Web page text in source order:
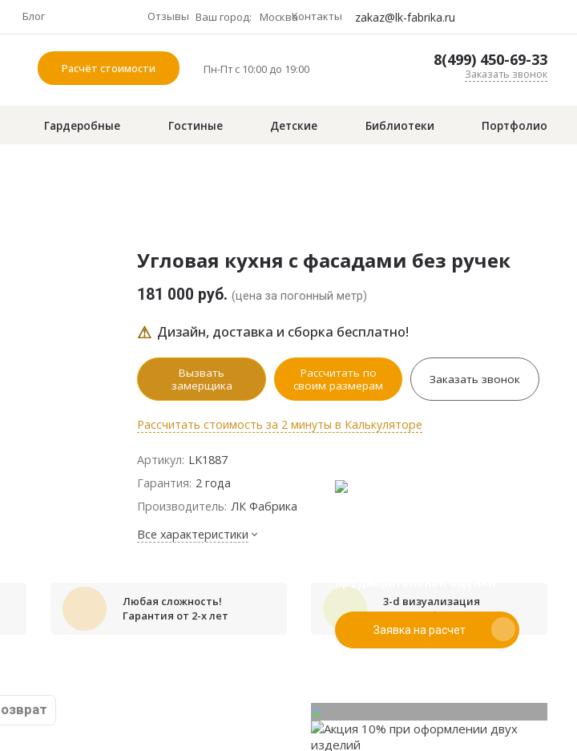
Ваш город: Москва zakaz@lk-fabrika.ru
Расчёт стоимости Пн-Пт с 10:00 до 19:00 8(499) 450-69-33
Заказать звонок
Блог Отзывы Контакты
Гардеробные Гостиные Детские Библиотеки Портфолио
Угловая кухня с фасадами без ручек
181 000 руб.(цена за погонный метр)
⚠ Дизайн, доставка и сборка бесплатно!
Вызвать
замерщика
Рассчитать по
своим размерам
Заказать звонок
Рассчитать стоимость за 2 минуты в Калькуляторе
Артикул: LK1887
Гарантия: 2 года
Производитель: ЛК Фабрика
Все характеристики
Любая сложность!
Гарантия от 2-х лет
3-d визуализация
проекта бесплатно
Заявка на расчет